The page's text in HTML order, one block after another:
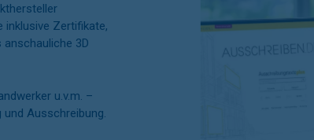
inklusive Zertifikate,
anschauliche 3D
u.v.m. –
und Ausschreibung.